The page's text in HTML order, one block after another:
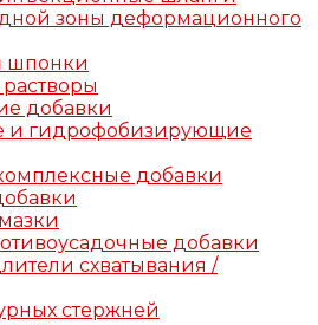
зоны деформационного
шпонки
добавки
и гидрофобизирующие
добавки
добавки
схватывания /
стержней